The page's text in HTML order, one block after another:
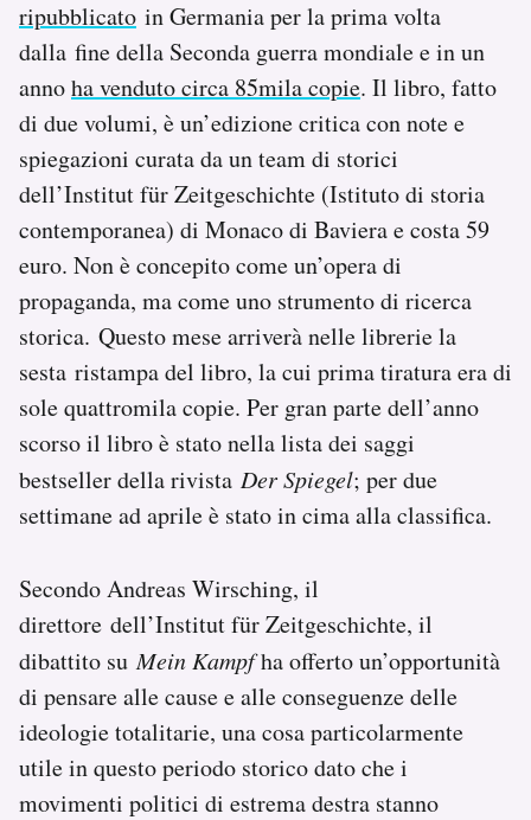
AREA PERSONALE
Area Personale
Newsletter
Notifiche mobile
Regala il Post
ripubblicato in Germania per la prima volta
dalla fine della Seconda guerra mondiale e in un
annoha venduto circa 85mila copie. Il libro, fatto
di due volumi, è un’edizione critica con note e
spiegazioni curata da un team di storici
dell’Institut für Zeitgeschichte (Istituto di storia
contemporanea) di Monaco di Baviera e costa 59
euro. Non è concepito come un’opera di
propaganda, ma come uno strumento di ricerca
storica. Questo mese arriverà nelle librerie la
sesta ristampa del libro, la cui prima tiratura era di
sole quattromila copie. Per gran parte dell’anno
scorso il libro è stato nella lista dei saggi
bestseller della rivista Der Spiegel; per due
settimane ad aprile è stato in cima alla classifica.
Secondo Andreas Wirsching, il
direttore dell’Institut für Zeitgeschichte, il
dibattito suMein Kampfha offerto un’opportunità
di pensare alle cause e alle conseguenze delle
ideologie totalitarie, una cosa particolarmente
utile in questo periodo storico dato che i
movimenti politici di estrema destra stanno